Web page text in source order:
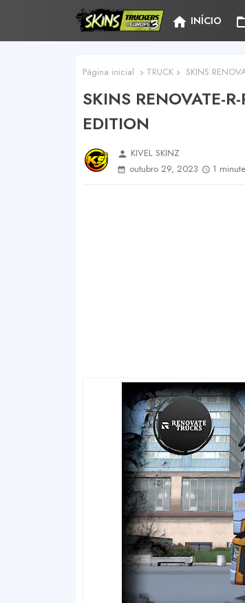
home INÍCIO
Página inicial TRUCK SKINS
SKINS RENOVATE-
EDITION
person KIVEL SKINZ
outubro 29, 2023
1